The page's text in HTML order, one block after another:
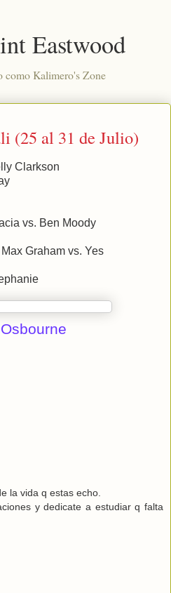
Eastwood
como Kalimero's Zone
(25 al 31 de Julio)
Clarkson
vs. Ben Moody
Graham vs. Yes
la vida q estas echo.
y dedicate a estudiar q falta